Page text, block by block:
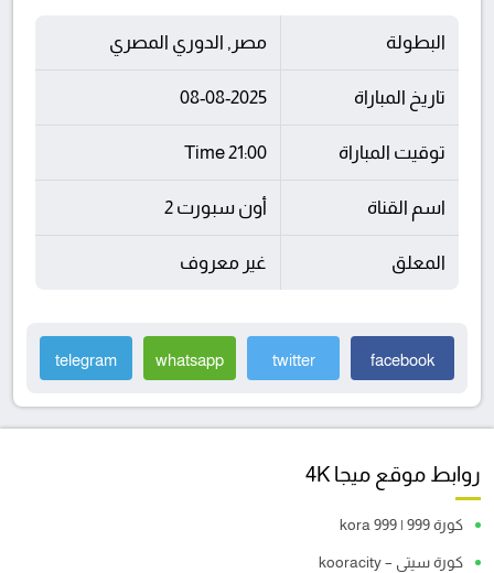
البطولة مصر, الدوري المصري
تاريخ المباراة 08-08-2025
توقيت المباراة 21:00 Time
اسم القناة أون سبورت 2
المعلق غير معروف
facebook
twitter
whatsapp
telegram
روابط موقع ميجا 4K
كورة 999 | kora 999
كورة سيتي – kooracity